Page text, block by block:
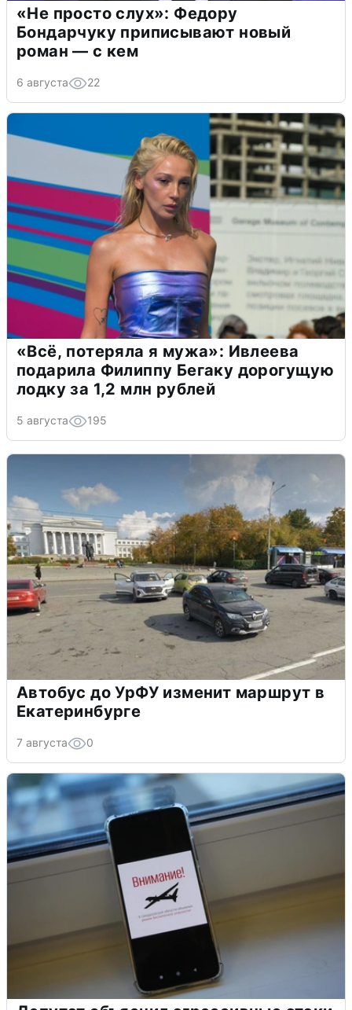
«Не просто слух»: Федору
Бондарчуку приписывают новый
роман — с кем
6 августа 22
«Всё, потеряла я мужа»: Ивлеева
подарила Филиппу Бегаку дорогущую
лодку за 1,2 млн рублей
5 августа 195
Автобус до УрФУ изменит маршрут в
Екатеринбурге
7 августа 0